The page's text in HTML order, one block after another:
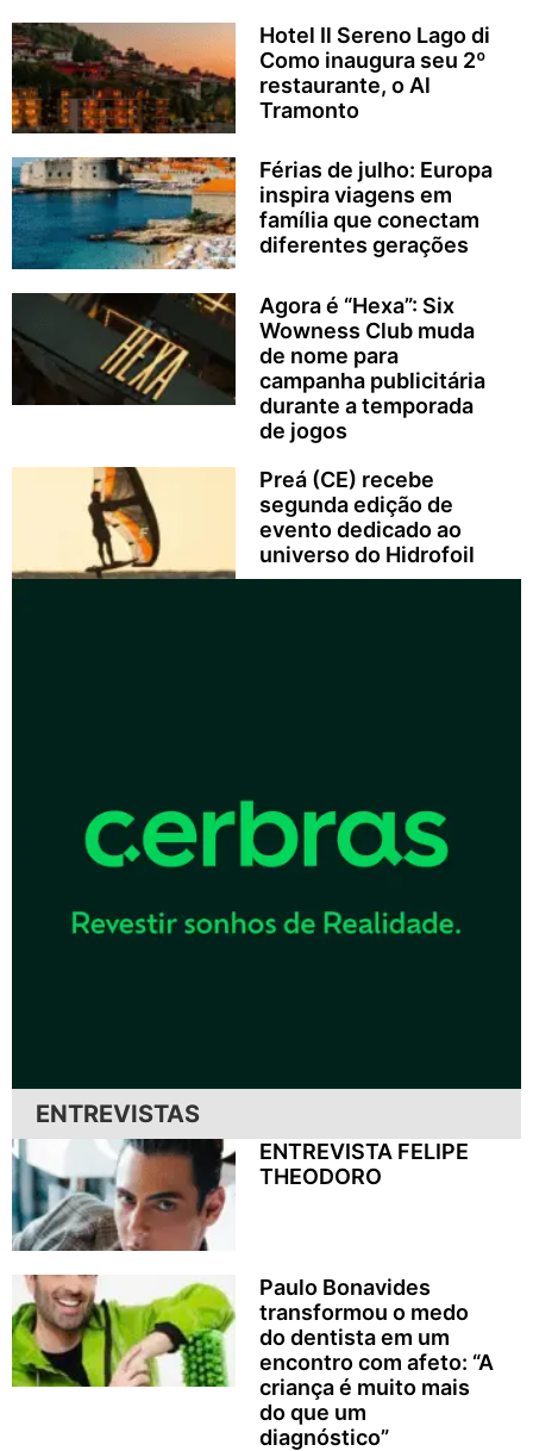
Hotel Il Sereno Lago di
Como inaugura seu 2º
restaurante, o Al
Tramonto
Férias de julho: Europa
inspira viagens em
família que conectam
diferentes gerações
Agora é “Hexa”: Six
Wowness Club muda
de nome para
campanha publicitária
durante a temporada
de jogos
Preá (CE) recebe
segunda edição de
evento dedicado ao
universo do Hidrofoil
ENTREVISTAS
ENTREVISTA FELIPE
THEODORO
Paulo Bonavides
transformou o medo
do dentista em um
encontro com afeto: “A
criança é muito mais
do que um
diagnóstico”